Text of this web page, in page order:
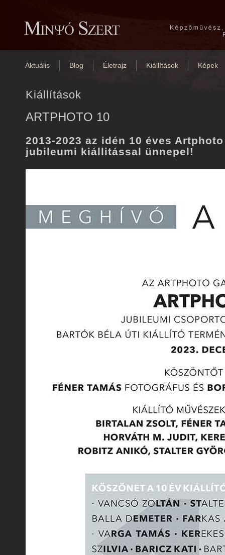
Aktuális Blog Életrajz Kiállítások Képek
Kiállítások
ARTPHOTO 10
2013-2023 az idén 10 éves
jubileumi kiállitással ünnepel!